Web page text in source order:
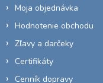
Moja objednávka
Hodnotenie obchodu
Zľavy a darčeky
Certifikáty
Cenník dopravy